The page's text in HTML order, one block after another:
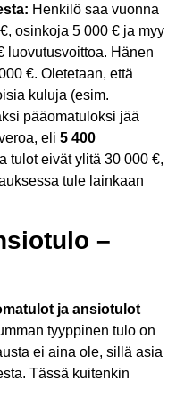
Henkilö saa vuonna
osinkoja 5 000 € ja myy
luovutusvoittoa. Hänen
€. Oletetaan, että
kuluja (esim.
pääomatuloksi jää
eli 5 400
tulot eivät ylitä 30 000 €,
tule lainkaan
–
ja ansiotulot
tyyppinen tulo on
ei aina ole, sillä asia
Tässä kuitenkin